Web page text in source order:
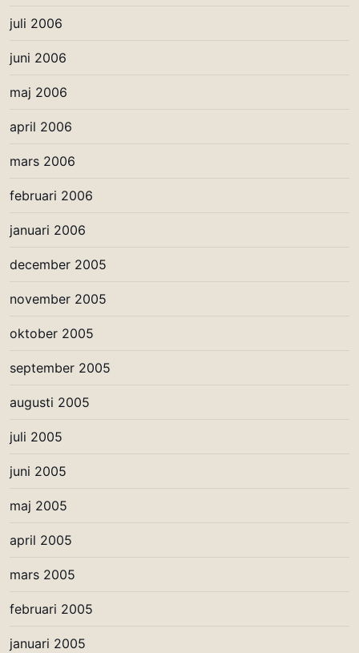
juli 2006
juni 2006
maj 2006
april 2006
mars 2006
februari 2006
januari 2006
december 2005
november 2005
oktober 2005
september 2005
augusti 2005
juli 2005
juni 2005
maj 2005
april 2005
mars 2005
februari 2005
januari 2005